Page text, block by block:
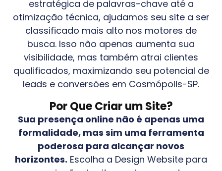
estratégica de palavras-chave até a
otimização técnica, ajudamos seu site a ser
classificado mais alto nos motores de
busca. Isso não apenas aumenta sua
visibilidade, mas também atrai clientes
qualificados, maximizando seu potencial de
leads e conversões em Cosmópolis-SP.
Por Que Criar um Site?
Sua presença online não é apenas uma
formalidade, mas sim uma ferramenta
poderosa para alcançar novos
horizontes. Escolha a Design Website para